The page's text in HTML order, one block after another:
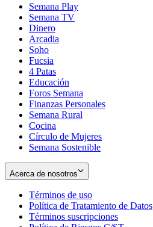
Semana Play
Semana TV
Dinero
Arcadia
Soho
in
new
window
Fucsia
in
new
window
4 Patas
Educación
Foros Semana
Finanzas Personales
Semana Rural
Cocina
Círculo de Mujeres
Semana Sostenible
Acerca de nosotros
Términos de uso
in
new
Política de Tratamiento de Datos
Términos suscripciones